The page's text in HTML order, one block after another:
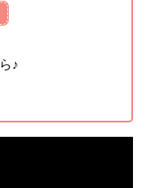
♪